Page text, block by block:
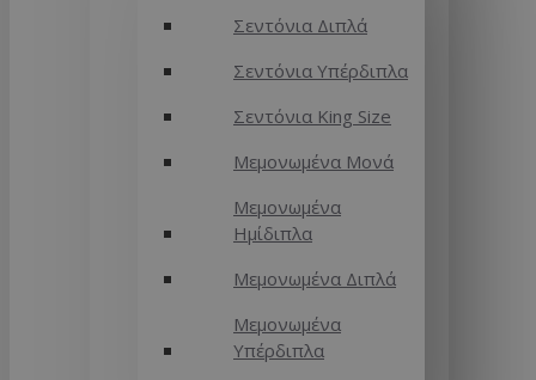
Σεντόνια Διπλά
Σεντόνια Υπέρδιπλα
Σεντόνια King Size
Μεμονωμένα Μονά
Μεμονωμένα
Ημίδιπλα
Μεμονωμένα Διπλά
Μεμονωμένα
Υπέρδιπλα